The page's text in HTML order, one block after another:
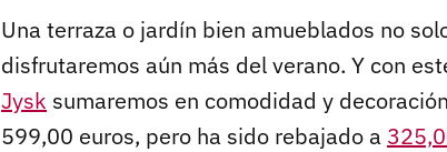
Una terraza o jardín bien amueblados no
disfrutaremos aún más del verano. Y con
Jysk sumaremos en comodidad y
599,00 euros, pero ha sido rebajado a